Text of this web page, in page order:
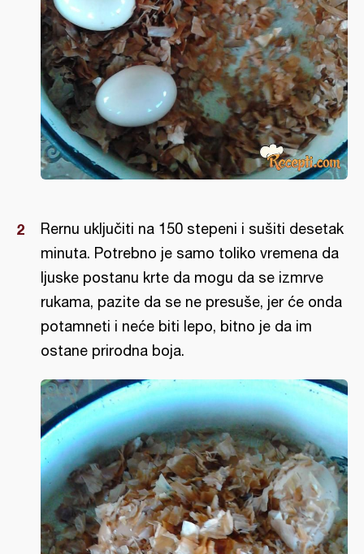
Rernu uključiti na 150 stepeni i sušiti desetak
minuta. Potrebno je samo toliko vremena da
ljuske postanu krte da mogu da se izmrve
rukama, pazite da se ne presuše, jer će onda
potamneti i neće biti lepo, bitno je da im
ostane prirodna boja.